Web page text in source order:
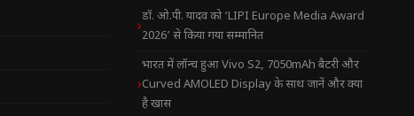
डॉ. ओ.पी. यादव को ‘LIPI Europe Media Award
2026’ से किया गया सम्मानित
भारत में लॉन्च हुआ Vivo S2, 7050mAh बैटरी और
Curved AMOLED Display के साथ जानें और क्या
है खास